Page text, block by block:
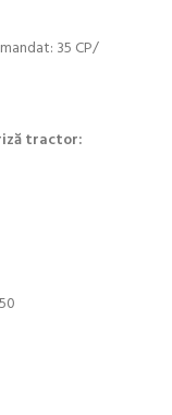
35 CP/
tractor: